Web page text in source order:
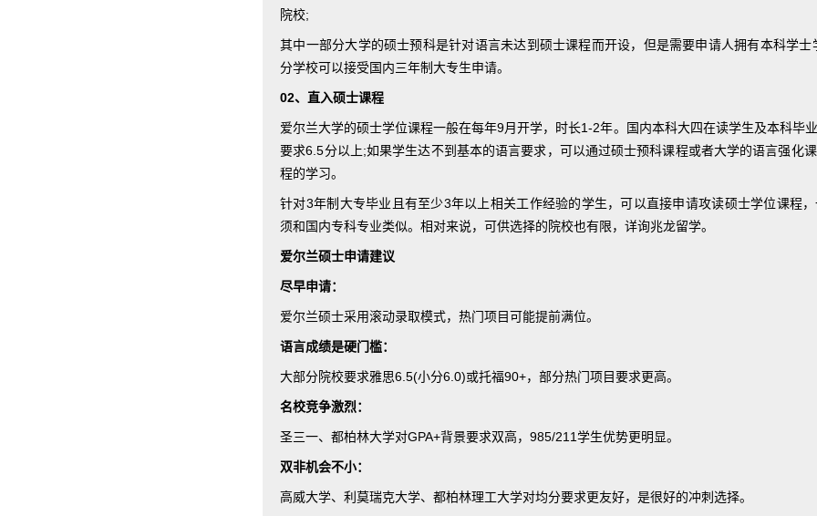
院校;
其中一部分大学的硕士预科是针对语言未达到硕士课程而开设，但是需要申请人拥有本科学
分学校可以接受国内三年制大专生申请。
02、直入硕士课程
爱尔兰大学的硕士学位课程一般在每年9月开学，时长1-2年。国内本科大四在读学生及本科毕
要求6.5分以上;如果学生达不到基本的语言要求，可以通过硕士预科课程或者大学的语言强化
程的学习。
针对3年制大专毕业且有至少3年以上相关工作经验的学生，可以直接申请攻读硕士学位课程
须和国内专科专业类似。相对来说，可供选择的院校也有限，详询兆龙留学。
爱尔兰硕士申请建议
尽早申请：
爱尔兰硕士采用滚动录取模式，热门项目可能提前满位。
语言成绩是硬门槛：
大部分院校要求雅思6.5(小分6.0)或托福90+，部分热门项目要求更高。
名校竞争激烈：
圣三一、都柏林大学对GPA+背景要求双高，985/211学生优势更明显。
双非机会不小：
高威大学、利莫瑞克大学、都柏林理工大学对均分要求更友好，是很好的冲刺选择。